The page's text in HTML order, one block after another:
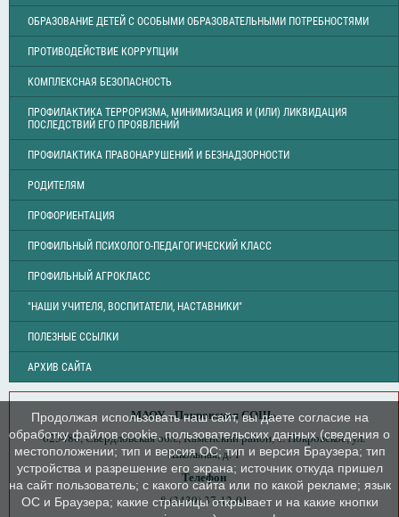
ОБРАЗОВАНИЕ ДЕТЕЙ С ОСОБЫМИ ОБРАЗОВАТЕЛЬНЫМИ ПОТРЕБНОСТЯМИ
ПРОТИВОДЕЙСТВИЕ КОРРУПЦИИ
КОМПЛЕКСНАЯ БЕЗОПАСНОСТЬ
ПРОФИЛАКТИКА ТЕРРОРИЗМА, МИНИМИЗАЦИЯ И (ИЛИ) ЛИКВИДАЦИЯ
ПОСЛЕДСТВИЙ ЕГО ПРОЯВЛЕНИЙ
ПРОФИЛАКТИКА ПРАВОНАРУШЕНИЙ И БЕЗНАДЗОРНОСТИ
РОДИТЕЛЯМ
ПРОФОРИЕНТАЦИЯ
ПРОФИЛЬНЫЙ ПСИХОЛОГО-ПЕДАГОГИЧЕСКИЙ КЛАСС
ПРОФИЛЬНЫЙ АГРОКЛАСС
"НАШИ УЧИТЕЛЯ, ВОСПИТАТЕЛИ, НАСТАВНИКИ"
ПОЛЕЗНЫЕ ССЫЛКИ
АРХИВ САЙТА
МАОУ «Покровская СОШ»
623480, Свердловская обл., Каменский район, с. Покровское, ул.
Школьная, д. 1
Телефон
8 (3439) 37-12-01
Продолжая использовать наш сайт, вы даете согласие на
обработку файлов cookie, пользовательских данных (сведения о
местоположении; тип и версия ОС; тип и версия Браузера; тип
устройства и разрешение его экрана; источник откуда пришел
на сайт пользователь; с какого сайта или по какой рекламе; язык
ОС и Браузера; какие страницы открывает и на какие кнопки